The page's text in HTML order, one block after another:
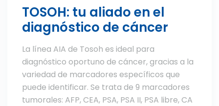
TOSOH: tu aliado en el
diagnóstico de cáncer
La línea AIA de Tosoh es ideal para
diagnóstico oportuno de cáncer, gracias a la
variedad de marcadores específicos que
puede identificar. Se trata de 9 marcadores
tumorales: AFP, CEA, PSA, PSA II, PSA libre, CA